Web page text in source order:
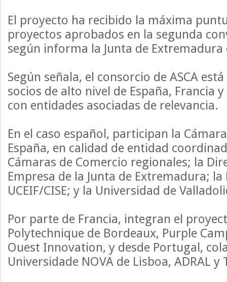
El proyecto ha recibido la máxima
proyectos aprobados en la segunda
según informa la Junta de
Según señala, el consorcio de ASCA
socios de alto nivel de España, Francia
con entidades asociadas de relevancia.
En el caso español, participan la
España, en calidad de entidad
Cámaras de Comercio regionales; la
Empresa de la Junta de Extremadura; la
UCEIF/CISE; y la Universidad de
Por parte de Francia, integran el
Polytechnique de Bordeaux, Purple
Ouest Innovation, y desde Portugal,
Universidade NOVA de Lisboa, ADRAL y